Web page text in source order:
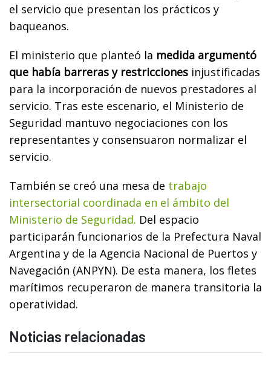
el servicio que presentan los prácticos y
baqueanos.
El ministerio que planteó la medida argumentó
que había barreras y restricciones injustificadas
para la incorporación de nuevos prestadores al
servicio. Tras este escenario, el Ministerio de
Seguridad mantuvo negociaciones con los
representantes y consensuaron normalizar el
servicio.
También se creó una mesa de trabajo
intersectorial coordinada en el ámbito del
Ministerio de Seguridad. Del espacio
participarán funcionarios de la Prefectura Naval
Argentina y de la Agencia Nacional de Puertos y
Navegación (ANPYN). De esta manera, los fletes
marítimos recuperaron de manera transitoria la
operatividad.
Noticias relacionadas